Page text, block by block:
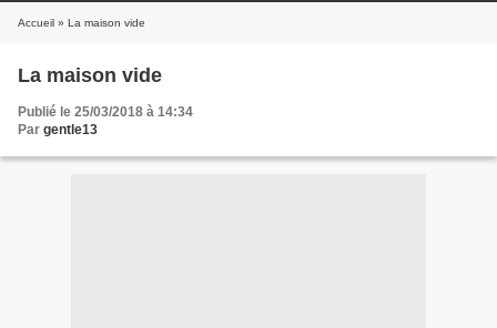
Accueil » La maison vide
La maison vide
Publié le 25/03/2018 à 14:34
Par gentle13